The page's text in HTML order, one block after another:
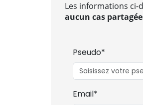
Les informations ci-
aucun cas
Pseudo*
Email*